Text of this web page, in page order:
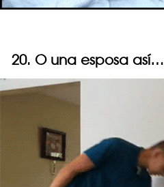
20. O una esposa así…